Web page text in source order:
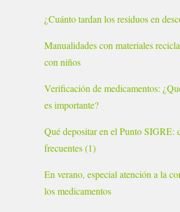
¿Cuánto tardan los residuos en
Manualidades con materiales
con niños
Verificación de medicamentos:
es importante?
Qué depositar en el Punto SIGRE:
frecuentes (1)
En verano, especial atención a la
los medicamentos